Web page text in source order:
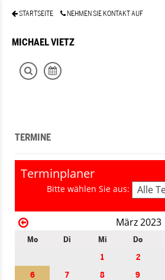
STARTSEITE NEHMEN SIE KONTAKT AUF
MICHAEL VIETZ
TERMINE
Terminplaner
Bitte wählen Sie aus: Alle
März 2023
Mo Di Mi Do
1
2
6
7 8 9